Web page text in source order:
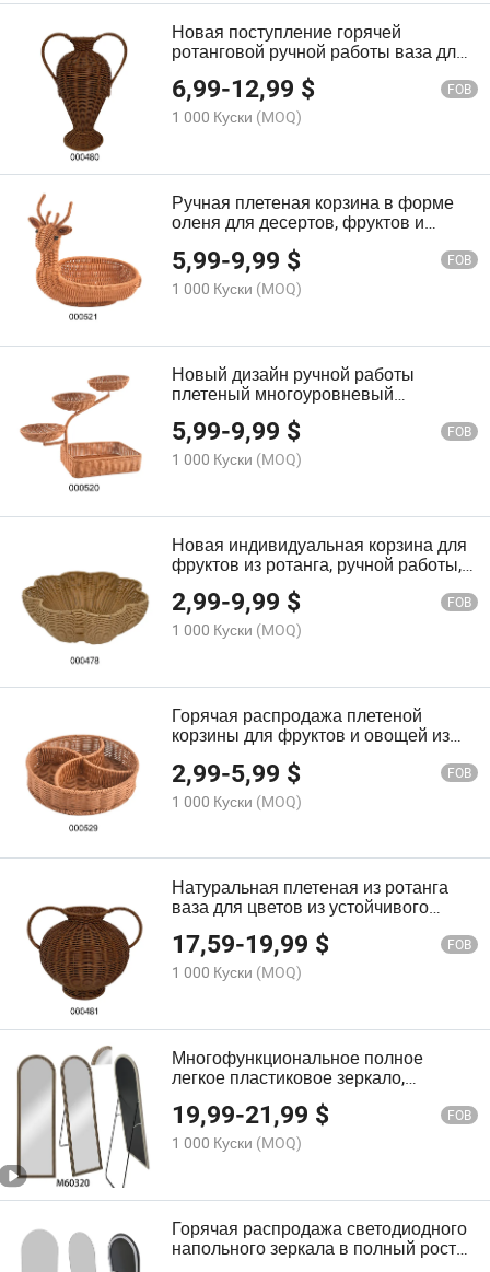
Новая поступление горячей
ротанговой ручной работы ваза для
цветов и растений с ручкой для
декора дома в гостиной
6,99-12,99 $ FOB
1 000 Куски (MOQ)
Ручная плетеная корзина в форме
оленя для десертов, фруктов и
5,99-9,99 $ FOB
1 000 Куски (MOQ)
Новый дизайн ручной работы
плетеный многоуровневый
ротанговый поднос для фруктов,
закусок и конфет для хранения в
доме
5,99-9,99 $ FOB
1 000 Куски (MOQ)
Новая индивидуальная корзина для
фруктов из ротанга, ручной работы,
плетеная, для хранения овощей и
продуктов, для домашнего декора и
на улице
2,99-9,99 $ FOB
1 000 Куски (MOQ)
Горячая распродажа плетеной
корзины для фруктов и овощей из
закаленной искусственной лозой,
для конфет и закусок
2,99-5,99 $ FOB
1 000 Куски (MOQ)
Натуральная плетеная из ротанга
ваза для цветов из устойчивого
материала с ручками, экономящая
пространство, для использования в
помещении и на улице
17,59-19,99 $ FOB
1 000 Куски (MOQ)
Многофункциональное полное
легкое пластиковое зеркало,
устойчивое к разбиванию, легкое в
перемещении, для магазина одежды
19,99-21,99 $ FOB
1 000 Куски (MOQ)
Горячая распродажа светодиодного
напольного зеркала в полный рост